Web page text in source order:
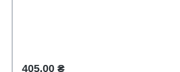
Обычная цена:
405,00 ₴